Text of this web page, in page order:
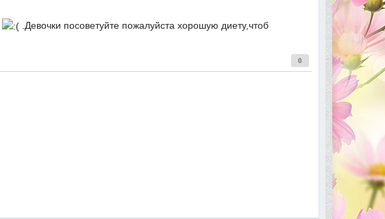
.Девочки посоветуйте пожалуйста хорошую диету,чтоб
0